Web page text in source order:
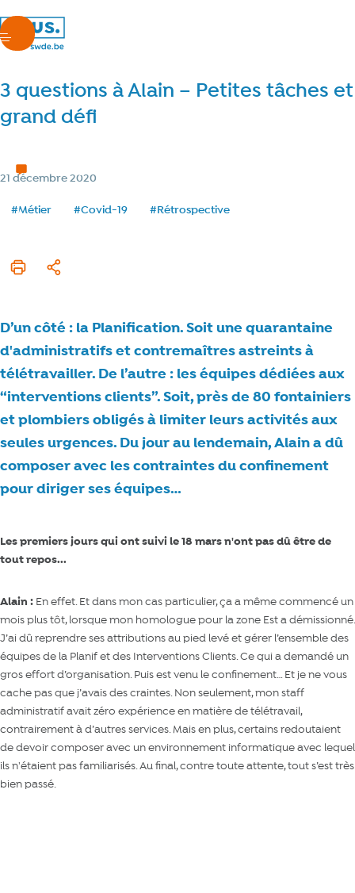
nous.swde
menu
3 questions à Alain – Petites tâches et
grand défi
Catégorie Temps de lecture
Date de publication
21 décembre 2020
Tags
#Métier #Covid-19 #Rétrospective
Imprimer cet article
Partager
D’un côté : la Planification. Soit une quarantaine
d'administratifs et contremaîtres astreints à
télétravailler. De l’autre : les équipes dédiées aux
“interventions clients”. Soit, près de 80 fontainiers
et plombiers obligés à limiter leurs activités aux
seules urgences. Du jour au lendemain, Alain a dû
composer avec les contraintes du confinement
pour diriger ses équipes…
Les premiers jours qui ont suivi le 18 mars n'ont pas dû être de
tout repos...
Alain : En effet. Et dans mon cas particulier, ça a même commencé un
mois plus tôt, lorsque mon homologue pour la zone Est a démissionné.
J’ai dû reprendre ses attributions au pied levé et gérer l’ensemble des
équipes de la Planif et des Interventions Clients. Ce qui a demandé un
gros effort d’organisation. Puis est venu le confinement… Et je ne vous
cache pas que j’avais des craintes. Non seulement, mon staff
administratif avait zéro expérience en matière de télétravail,
contrairement à d’autres services. Mais en plus, certains redoutaient
de devoir composer avec un environnement informatique avec lequel
ils n'étaient pas familiarisés. Au final, contre toute attente, tout s’est très
bien passé.